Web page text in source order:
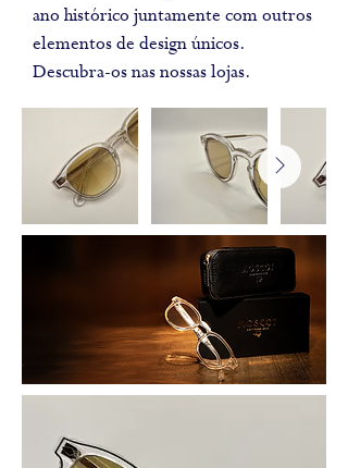
ano histórico juntamente com outros
elementos de design únicos.
Descubra-os nas nossas lojas.